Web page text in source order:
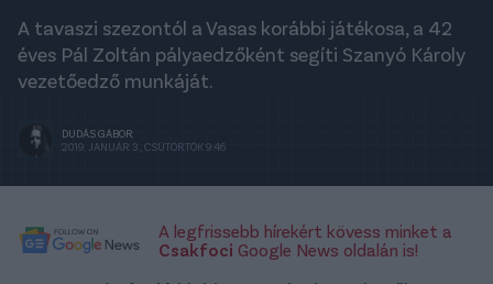
A tavaszi szezontól a Vasas korábbi játékosa, a 42
éves Pál Zoltán pályaedzőként segíti Szanyó Károly
vezetőedző munkáját.
DUDÁS GÁBOR
2019. JANUÁR 3., CSÜTÖRTÖK 9:46
A legfrissebb hírekért kövess minket a
Csakfoci Google News oldalán is!